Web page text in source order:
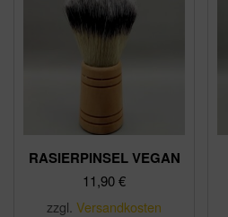
RASIERPINSEL VEGAN
11,90€
zzgl. Versandkosten